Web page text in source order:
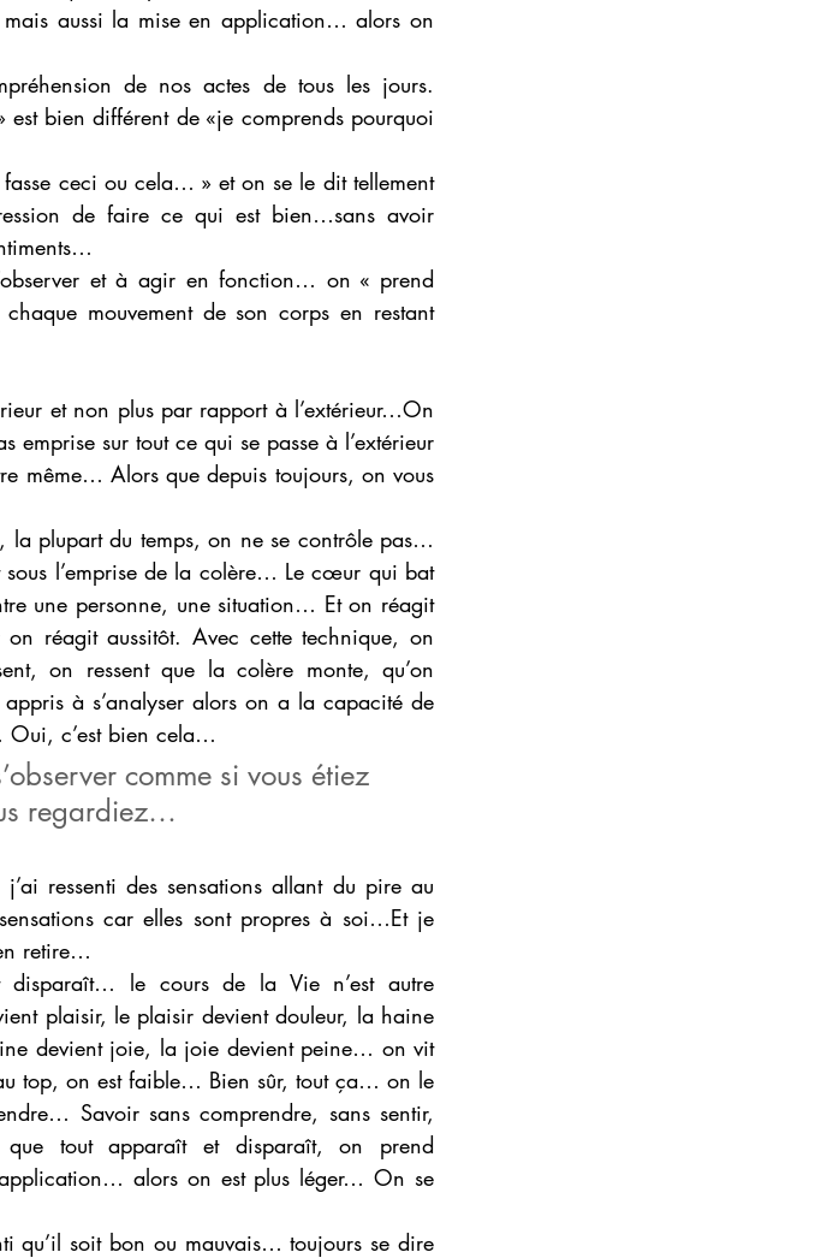
aussi la mise en application… alors on
de nos actes de tous les jours.
est bien différent de «je comprends pourquoi
ceci ou cela… » et on se le dit tellement
de faire ce qui est bien…sans avoir
et à agir en fonction… on « prend
mouvement de son corps en restant
et non plus par rapport à l’extérieur…On
emprise sur tout ce qui se passe à l’extérieur
même… Alors que depuis toujours, on vous
la plupart du temps, on ne se contrôle pas…
sous l’emprise de la colère… Le cœur qui bat
une personne, une situation… Et on réagit
réagit aussitôt. Avec cette technique, on
on ressent que la colère monte, qu’on
à s’analyser alors on a la capacité de
Oui, c’est bien cela…
comme si vous étiez
regardiez…
ressenti des sensations allant du pire au
car elles sont propres à soi…Et je
retire…
disparaît… le cours de la Vie n’est autre
plaisir, le plaisir devient douleur, la haine
devient joie, la joie devient peine… on vit
top, on est faible… Bien sûr, tout ça… on le
Savoir sans comprendre, sans sentir,
tout apparaît et disparaît, on prend
alors on est plus léger… On se
qu’il soit bon ou mauvais… toujours se dire